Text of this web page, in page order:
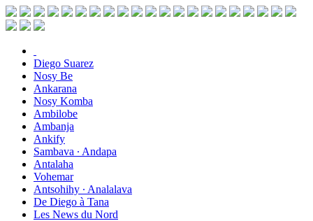
Diego Suarez
Nosy Be
Ankarana
Nosy Komba
Ambilobe
Ambanja
Ankify
Sambava ∙ Andapa
Antalaha
Vohemar
Antsohihy ∙ Analalava
De Diego à Tana
Les News du Nord